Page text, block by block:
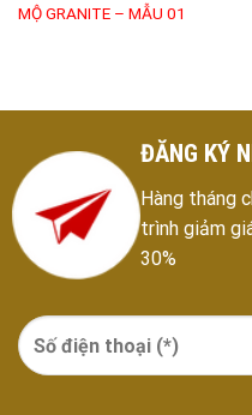
MỘ GRANITE – MẪU 01
ĐĂNG KÝ
Hàng tháng
trình giảm
30%